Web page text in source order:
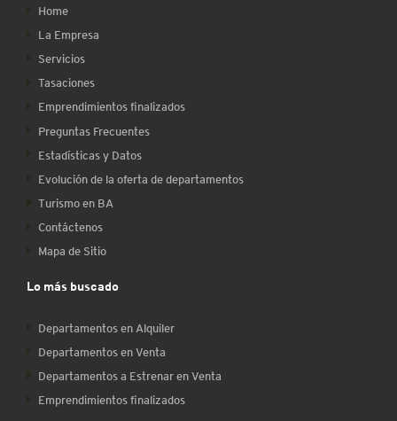
Home
La Empresa
Servicios
Tasaciones
Emprendimientos finalizados
Preguntas Frecuentes
Estadísticas y Datos
Evolución de la oferta de departamentos
Turismo en BA
Contáctenos
Mapa de Sitio
Lo más buscado
Departamentos en Alquiler
Departamentos en Venta
Departamentos a Estrenar en Venta
Emprendimientos finalizados